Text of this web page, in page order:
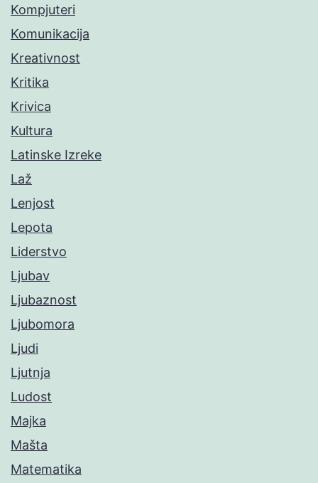
Kompjuteri
Komunikacija
Kreativnost
Kritika
Krivica
Kultura
Latinske Izreke
Laž
Lenjost
Lepota
Liderstvo
Ljubav
Ljubaznost
Ljubomora
Ljudi
Ljutnja
Ludost
Majka
Mašta
Matematika